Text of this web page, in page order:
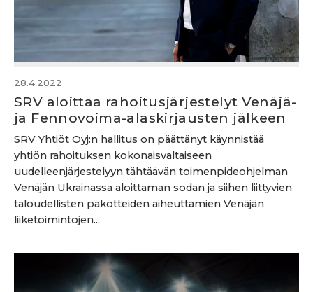
28.4.2022
SRV aloittaa rahoitusjärjestelyt Venäjä-
ja Fennovoima-alaskirjausten jälkeen
SRV Yhtiöt Oyj:n hallitus on päättänyt käynnistää
yhtiön rahoituksen kokonaisvaltaiseen
uudelleenjärjestelyyn tähtäävän toimenpideohjelman
Venäjän Ukrainassa aloittaman sodan ja siihen liittyvien
taloudellisten pakotteiden aiheuttamien Venäjän
liiketoimintojen...